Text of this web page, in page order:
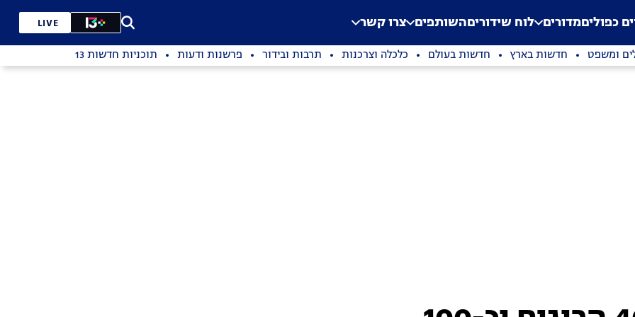
Application error: a
. כפוליםמדורים לוח שידוריםהשותפים צרו קשר LIVE
ומשפט חדשות בארץ חדשות בעולם כלכלה וצרכנות תרבות ובידור פרשנות ודעות תוכניות חדשות 13